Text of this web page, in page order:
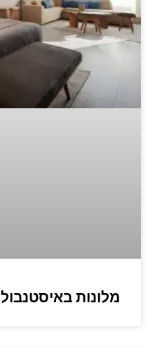
מלונות באיסטנבול